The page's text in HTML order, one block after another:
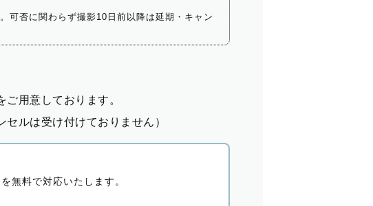
可否に関わらず撮影10日前以降は延期・キャン
用意しております。
ルは受け付けておりません）
無料で対応いたします。